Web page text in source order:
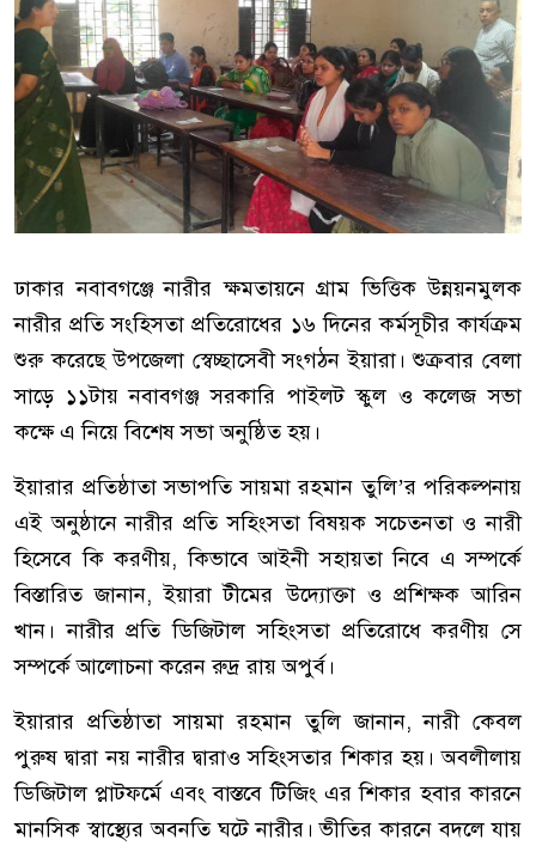
ঢাকার নবাবগঞ্জে নারীর ক্ষমতায়নে গ্রাম ভিত্তিক উন্নয়নমুলক
নারীর প্রতি সংহিসতা প্রতিরোধের ১৬ দিনের কর্মসূচীর কার্যক্রম
শুরু করেছে উপজেলা স্বেচ্ছাসেবী সংগঠন ইয়ারা। শুক্রবার বেলা
সাড়ে ১১টায় নবাবগঞ্জ সরকারি পাইলট স্কুল ও কলেজ সভা
কক্ষে এ নিয়ে বিশেষ সভা অনুষ্ঠিত হয়।
ইয়ারার প্রতিষ্ঠাতা সভাপতি সায়মা রহমান তুলি’র পরিকল্পনায়
এই অনুষ্ঠানে নারীর প্রতি সহিংসতা বিষয়ক সচেতনতা ও নারী
হিসেবে কি করণীয়, কিভাবে আইনী সহায়তা নিবে এ সম্পর্কে
বিস্তারিত জানান, ইয়ারা টীমের উদ্যোক্তা ও প্রশিক্ষক আরিন
খান। নারীর প্রতি ডিজিটাল সহিংসতা প্রতিরোধে করণীয় সে
সম্পর্কে আলোচনা করেন রুদ্র রায় অপুর্ব।
ইয়ারার প্রতিষ্ঠাতা সায়মা রহমান তুলি জানান, নারী কেবল
পুরুষ দ্বারা নয় নারীর দ্বারাও সহিংসতার শিকার হয়। অবলীলায়
ডিজিটাল প্লাটফর্মে এবং বাস্তবে টিজিং এর শিকার হবার কারনে
মানসিক স্বাস্থ্যের অবনতি ঘটে নারীর। ভীতির কারনে বদলে যায়